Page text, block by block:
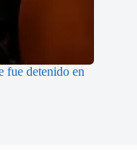
fue detenido en